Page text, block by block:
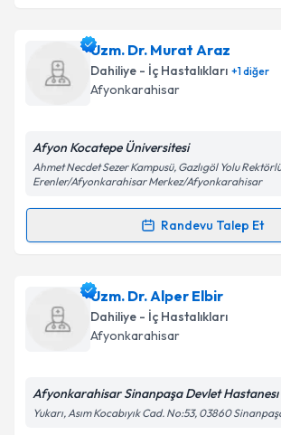
Dr. Nuran Ahü Baysal için randevu
oluşturun. Size bu uzmandan randevu
takvim hazırlandığında e-posta ile
Kişisel verilerimin işlenmesine
'ni okudum ve kişisel
kapsamda işlenmesini kabul
Takvim Talebini
Uzm. Dr. Murat Araz
Dahiliye - İç Hastalıkları +1diğer
Afyonkarahisar
Afyon Kocatepe Üniversitesi
Ahmet Necdet Sezer Kampusü, Gazlıgöl Yolu
Erenler/Afyonkarahisar Merkez/Afyonkarahisar
Randevu Talep Et
Randevu Takvimi Talebi
Uzm. Dr. Murat Araz için randevu
oluşturun. Size bu uzmandan randevu
takvim hazırlandığında e-posta ile
Uzm. Dr. Alper Elbir
Dahiliye - İç Hastalıkları
Afyonkarahisar
Afyonkarahisar Sinanpaşa Devlet Hastanesı
Yukarı, Asım Kocabıyık Cad. No:53, 03860